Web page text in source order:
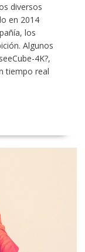
diversos
en 2014
los
Algunos
4K?,
tiempo real